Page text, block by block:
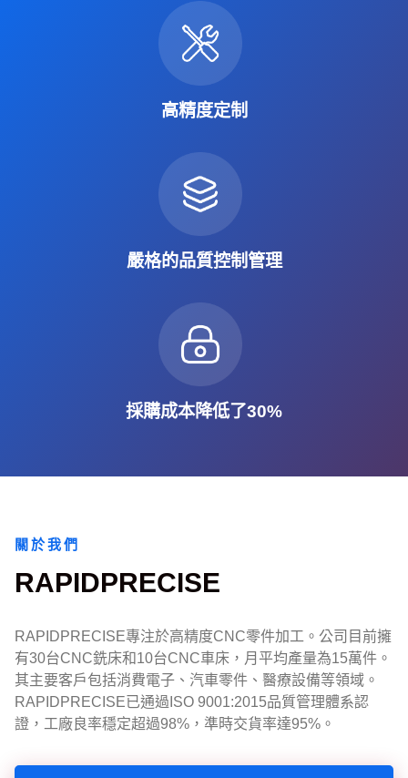
高精度定制
嚴格的品質控制管理
採購成本降低了30%
關於我們
RAPIDPRECISE
RAPIDPRECISE專注於高精度CNC零件加工。公司目前擁
有30台CNC銑床和10台CNC車床，月平均產量為15萬件。
其主要客戶包括消費電子、汽車零件、醫療設備等領域。
RAPIDPRECISE已通過ISO 9001:2015品質管理體系認
證，工廠良率穩定超過98%，準時交貨率達95%。